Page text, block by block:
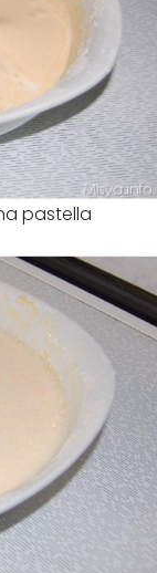
pastella